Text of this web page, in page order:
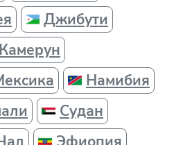
Джибути
Камерун
Намибия
Судан